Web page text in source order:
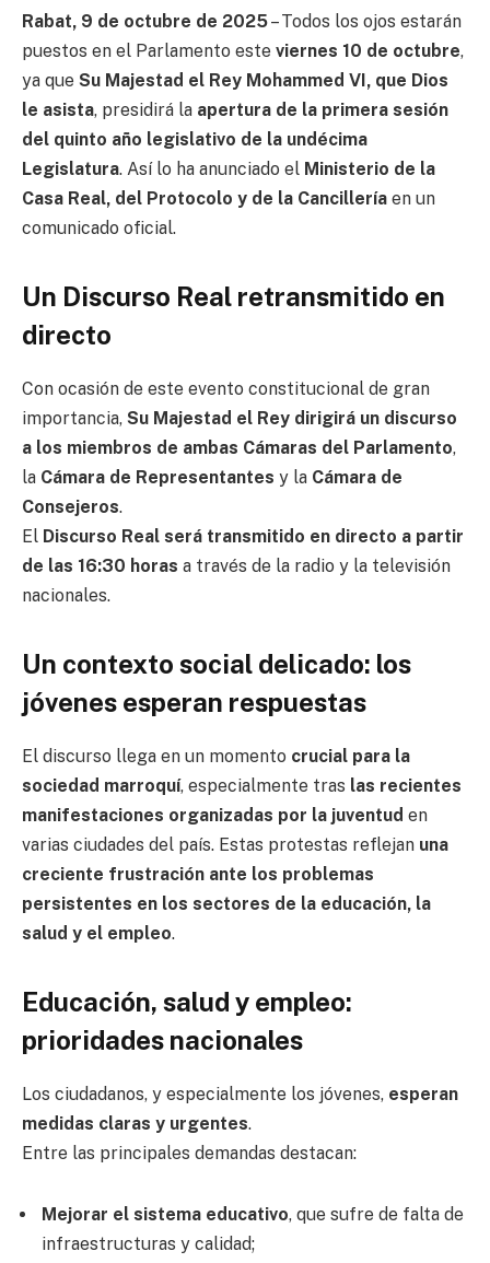
Rabat, 9 de octubre de 2025– Todos los ojos estarán
puestos en el Parlamento este viernes 10 de octubre,
ya que Su Majestad el Rey Mohammed VI, que Dios
le asista, presidirá la apertura de la primera sesión
del quinto año legislativo de la undécima
Legislatura. Así lo ha anunciado el Ministerio de la
Casa Real, del Protocolo y de la Cancillería en un
comunicado oficial.
Un Discurso Real retransmitido en
directo
Con ocasión de este evento constitucional de gran
importancia, Su Majestad el Rey dirigirá un discurso
a los miembros de ambas Cámaras del Parlamento,
la Cámara de Representantes y la Cámara de
Consejeros.
El Discurso Real será transmitido en directo a partir
de las 16:30 horas a través de la radio y la televisión
nacionales.
Un contexto social delicado: los
jóvenes esperan respuestas
El discurso llega en un momento crucial para la
sociedad marroquí, especialmente tras las recientes
manifestaciones organizadas por la juventud en
varias ciudades del país. Estas protestas reflejan una
creciente frustración ante los problemas
persistentes en los sectores de la educación, la
salud y el empleo.
Educación, salud y empleo:
prioridades nacionales
Los ciudadanos, y especialmente los jóvenes, esperan
medidas claras y urgentes.
Entre las principales demandas destacan:
Mejorar el sistema educativo, que sufre de falta de
infraestructuras y calidad;